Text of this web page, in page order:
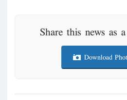
Share this news as
Download